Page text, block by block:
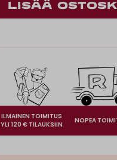
ILMAINEN TOIMITUS
YLI 120 € TILAUKSIIN
NOPEA